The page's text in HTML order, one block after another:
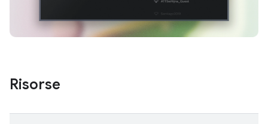
Risorse